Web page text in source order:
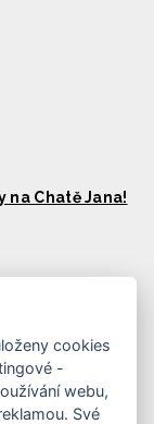
Chatě Jana!
pokojích
cookies
-
webu,
Své